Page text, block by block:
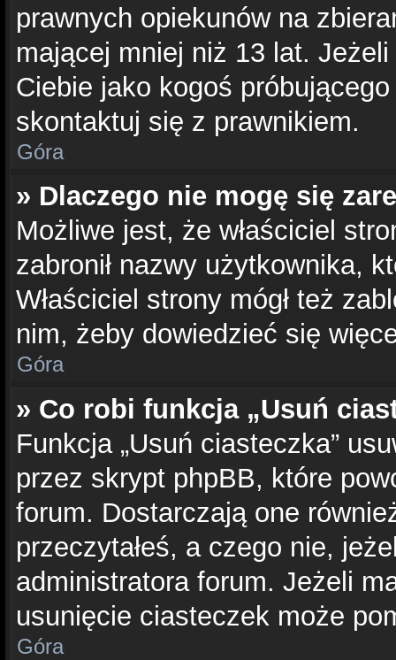
prawnych opiekunów na
mającej mniej niż 13 lat.
Ciebie jako kogoś
skontaktuj się z prawnikiem.
Góra
» Dlaczego nie mogę się
Możliwe jest, że właściciel
zabronił nazwy użytkownika,
Właściciel strony mógł też
nim, żeby dowiedzieć się
Góra
» Co robi funkcja „Usuń
Funkcja „Usuń ciasteczka”
przez skrypt phpBB, które
forum. Dostarczają one
przeczytałeś, a czego nie,
administratora forum. Jeżeli
usunięcie ciasteczek może
Góra